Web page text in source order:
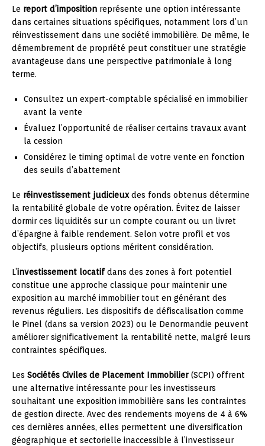
Le report d’imposition représente une option intéressante
dans certaines situations spécifiques, notamment lors d’un
réinvestissement dans une société immobilière. De même, le
démembrement de propriété peut constituer une stratégie
avantageuse dans une perspective patrimoniale à long
terme.
Consultez un expert-comptable spécialisé en immobilier
avant la vente
Évaluez l’opportunité de réaliser certains travaux avant
la cession
Considérez le timing optimal de votre vente en fonction
des seuils d’abattement
Le réinvestissement judicieuxdes fonds obtenus détermine
la rentabilité globale de votre opération. Évitez de laisser
dormir ces liquidités sur un compte courant ou un livret
d’épargne à faible rendement. Selon votre profil et vos
objectifs, plusieurs options méritent considération.
L’investissement locatifdans des zones à fort potentiel
constitue une approche classique pour maintenir une
exposition au marché immobilier tout en générant des
revenus réguliers. Les dispositifs de défiscalisation comme
le Pinel (dans sa version 2023) ou le Denormandie peuvent
améliorer significativement la rentabilité nette, malgré leurs
contraintes spécifiques.
Les Sociétés Civiles de Placement Immobilier(SCPI) offrent
une alternative intéressante pour les investisseurs
souhaitant une exposition immobilière sans les contraintes
de gestion directe. Avec des rendements moyens de 4 à 6%
ces dernières années, elles permettent une diversification
géographique et sectorielle inaccessible à l’investisseur